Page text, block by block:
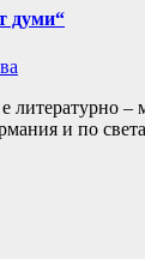
думи“
–
и по